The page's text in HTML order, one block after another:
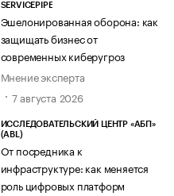
SERVICEPIPE
Эшелонированная оборона: как
защищать бизнес от
современных киберугроз
Мнение эксперта
7 августа 2026
ИССЛЕДОВАТЕЛЬСКИЙ ЦЕНТР «АБП»
(ABL)
От посредника к
инфраструктуре: как меняется
роль цифровых платформ